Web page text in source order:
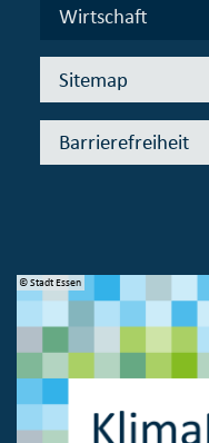
Wirtschaft
Sitemap
Barrierefreiheit
© Stadt Essen